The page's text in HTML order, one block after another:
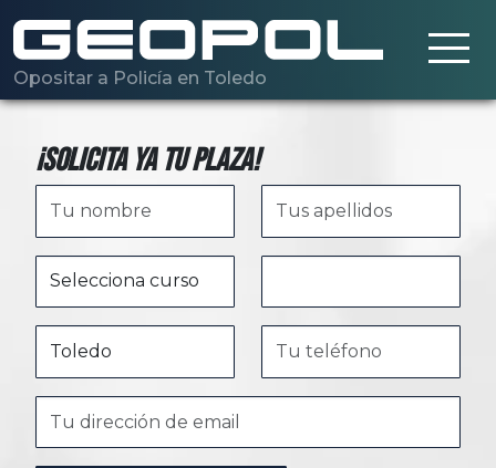
Opositar a Policía en Toledo
¡Solicita ya tu plaza!